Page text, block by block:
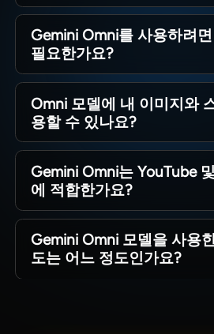
Magiclight AI의 Gemini Omni
롬프트, 스타일, 편집 내용을
성하고 다듬습니다. 사용자는
에 머무르는 동안 모델이 복잡
다.
Gemini Omni를 사용하려면
필요한가요?
텍스트 프롬프트를 통해 원하
명하면 됩니다. 전문적인 편집
습니다. Magiclight AI가 채팅
메라 이동, 스타일 변경으로 변
Omni 모델에 내 이미지와
용할 수 있나요?
네, 크리에이터는 이미지를 업
트를 붙여넣어 각 비디오를 안
Magiclight AI는 이를 참고 자
오가 귀하의 브랜드와 스토리
다.
Gemini Omni는 YouTube
에 적합한가요?
Magiclight AI 내에서 이 모델
설명 영상, Shorts, Reels, 광고
다. 이 도구는 수동 편집 없이
Gemini Omni 모델을 사용
도는 어느 정도인가요?